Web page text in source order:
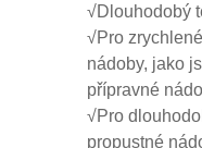
√Dlouhodobý
√Pro
nádoby, jako
přípravné
√Pro
propustné